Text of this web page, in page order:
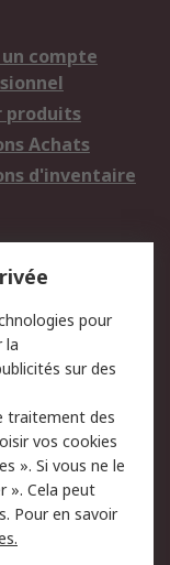
compte
produits
Achats
d'inventaire
des E-mails
anti-
pour
la
sur des
traitement des
vos cookies
». Si vous ne le
». Cela peut
Pour en savoir